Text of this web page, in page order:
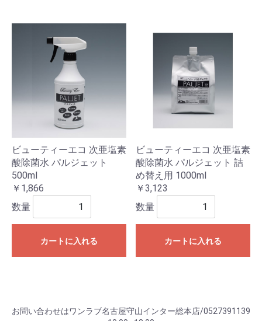
ビューティーエコ 次亜塩素
酸除菌水 パルジェット
500ml
￥1,866
数量
カートに入れる
ビューティーエコ 次亜塩素
酸除菌水 パルジェット 詰
め替え用 1000ml
￥3,123
数量
カートに入れる
お問い合わせはワンラブ名古屋守山インター総本店/0527391139